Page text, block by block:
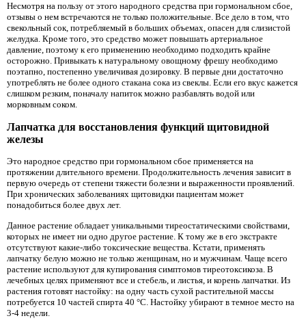
Несмотря на пользу от этого народного средства при гормональном сбое,
отзывы о нем встречаются не только положительные. Все дело в том, что
свекольный сок, потребляемый в больших объемах, опасен для слизистой
желудка. Кроме того, это средство может повышать артериальное
давление, поэтому к его применению необходимо подходить крайне
осторожно. Привыкать к натуральному овощному фрешу необходимо
поэтапно, постепенно увеличивая дозировку. В первые дни достаточно
употреблять не более одного стакана сока из свеклы. Если его вкус кажется
слишком резким, поначалу напиток можно разбавлять водой или
морковным соком.
Лапчатка для восстановления функций щитовидной
железы
Это народное средство при гормональном сбое применяется на
протяжении длительного времени. Продолжительность лечения зависит в
первую очередь от степени тяжести болезни и выраженности проявлений.
При хронических заболеваниях щитовидки пациентам может
понадобиться более двух лет.
Данное растение обладает уникальными тиреостатическими свойствами,
которых не имеет ни одно другое растение. К тому же в его экстракте
отсутствуют какие-либо токсические вещества. Кстати, применять
лапчатку белую можно не только женщинам, но и мужчинам. Чаще всего
растение используют для купирования симптомов тиреотоксикоза. В
лечебных целях применяют все и стебель, и листья, и корень лапчатки. Из
растения готовят настойку: на одну часть сухой растительной массы
потребуется 10 частей спирта 40 °С. Настойку убирают в темное место на
3-4 недели.